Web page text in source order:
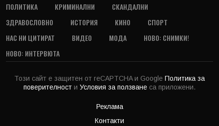
ПОЛИТИКА
КРИМИНАЛНИ
СКАНДАЛНИ
ЗДРАВОСЛОВНО
ИСТОРИЯ КИНО
СПОРТ
НАС НИ ЦИТИРАТ
ВИДЕО МОДА
НОВО: СНИМКИ!
НОВО: ИНТЕРВЮТА
Този сайт е защитен от reCAPTCHA и Google Политика за
поверителност и Условия за ползване са приложени.
Реклама
Контакти